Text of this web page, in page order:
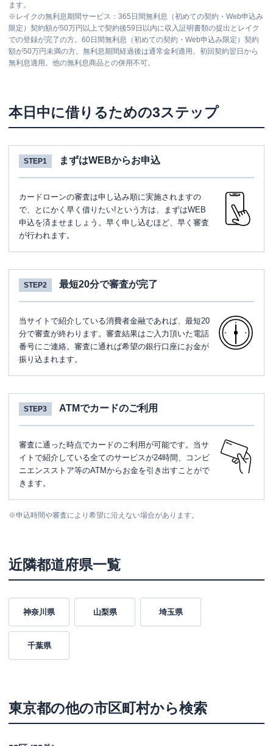
駐車場 ✕
住所
東京都大田区蒲田5-18-3 No1太陽ビル
3F
名称 アコム 新宿西口むじんくんコーナー
営業時間
土曜 ：09:00-20:30
日祝：09:00-20:30
ATM営業時間
平日：09:00-21:00
土曜：09:00-21:00
日祝：09:00-21:00
東京都新宿区西新宿１丁目１６-１３ 桑
原ビル３Ｆ
名称 アコム 歌舞伎町むじんくんコーナー
ATM営業時間
平日：07:00-24:00
ATM
駐車場 ✕
東京都新宿区歌舞伎町１丁目１７-２ 戸
谷ビル３Ｆ
営業時間
平日：
土曜：09:00-20:00
ATM営業時間
平日：
08:00-21:00
土曜：08:00-21:00
ATM
住所
東京都新宿区高田馬場1丁目26-7 名店
ます。
※ レイクの無利息期間サービス：365日間無利息（初めての契約・Web申込み
限定）契約額が50万円以上で契約後59日以内に収入証明書類の提出とレイク
での登録が完了の方。60日間無利息（初めての契約・Web申込み限定）契約
額が50万円未満の方。無利息期間経過後は通常金利適用。初回契約翌日から
無利息適用。他の無利息商品との併用不可。
本日中に借りるための3ステップ
STEP1 まずはWEBからお申込
カードローンの審査は申し込み順に実施されますの
で、とにかく早く借りたい!という方は、まずはWEB
申込を済ませましょう。早く申し込むほど、早く審査
が行われます。
STEP2 最短20分で審査が完了
当サイトで紹介している消費者金融であれば、最短20
分で審査が終わります。審査結果はご入力頂いた電話
番号にご連絡。審査に通れば希望の銀行口座にお金が
振り込まれます。
STEP3 ATMでカードのご利用
審査に通った時点でカードのご利用が可能です。当サ
イトで紹介している全てのサービスが24時間、コンビ
ニエンスストア等のATMからお金を引き出すことがで
きます。
※申込時間や審査により希望に沿えない場合があります。
近隣都道府県一覧
神奈川県 山梨県 埼玉県
千葉県
東京都の他の市区町村から検索